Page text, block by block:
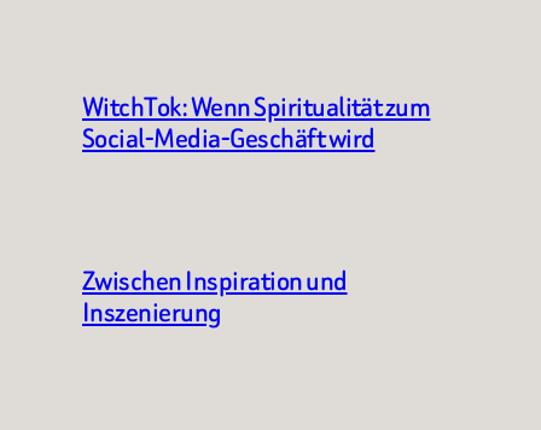
WitchTok: Wenn Spiritualität zum
Social-Media-Geschäft wird
Zwischen Inspiration und
Inszenierung